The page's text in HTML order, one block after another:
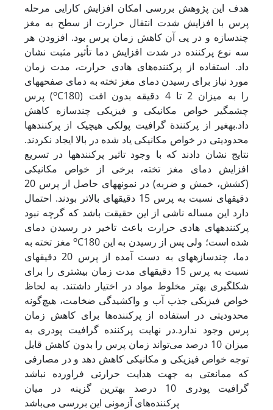
هدف این پژوهش بررسی امکان افزایش کارایی مرحله
پرس با افزایش شدت انتقال حرارت از سطح به مغز
چندسازه و در پی آن کاهش زمان پرس بود. افزودن هر
سه نوع پرکننده در شدت افزایش دما تأثیر مثبت نشان
داد. استفاده از پرکننده‌های هادی حرارت، مدت زمان
مورد نیاز برای رسیدن دمای مغز تخته به دمای صفحه‏های
پرس (oC180) را به میزان 2 تا 4 دقیقه بدون افت
چشمگیر خواص مکانیکی و فیزیکی چندسازه کاهش
داد.به­غیر از پرکنندة گرافیت پولکی هیچ­یک از پرکننده­ها
محدودیتی در خواص مکانیکی یاد شده در بالا ایجاد نکردند.
نتایج نشان دادند که با وجود تاثیر پرکننده­ها در تسریع
افزایش دمای مغز تخته، برخی از خواص مکانیکی
(کشش، خمش و ضربه) در نمونه­های حاصل از پرس 20
دقیقه­ای نسبت به پرس 15 دقیقه­ای بالاتر بودند. احتمال
دارد این مساله ناشی از این حقیقت باشد که گرچه نبود
پرکننده­های هادی حرارت باعث تاخیر در رسیدن دمای
مغز تخته بهoC180 شده است؛ ولی پس از رسیدن به این
دما، چندسازه­های به دست آمده از پرس 20 دقیقه­ای
نسبت به پرس 15 دقیقه­ای مدت زمان بیشتری را برای
شکل­گیری بهتر مخلوط مواد در اختیار داشتند. به لحاظ
خواص فیزیکی جذب آب و واکشیدگی ضخامت، هیچ‌گونه
محدودیتی در استفاده از پرکننده‌ها برای کاهش زمان
پرس وجود ندارد.در نهایت پرکننده گرافیت پودری به
میزان 10 درصد می‌تواند زمان پرس را بدون کاهش قابل
توجه خواص فیزیکی و مکانیکی کاهش دهد و در مصارفی
که ممانعتی به جهت هدایت حرارتی فراورده نباشد
گرافیت پودری 10 درصد بهترین گزینه در میان
پرکننده‌های آزمونی این بررسی می‌باشد